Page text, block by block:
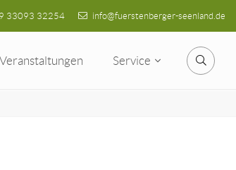
33093 32254 info@fuerstenberger-seenland.de
Veranstaltungen Service Suche